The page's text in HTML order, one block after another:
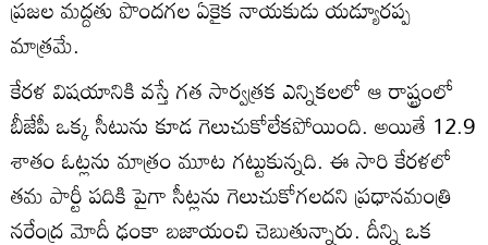
ప్రజల మద్దతు పొందగల ఏకైక నాయకుడు యడ్యూరప్ప
మాత్రమే.
కేరళ విషయానికి వస్తే గత సార్వత్రక ఎన్నికలలో ఆ రాష్ట్రంలో
బీజేపీ ఒక్క సీటును కూడ గెలుచుకోలేకపోయింది. అయితే 12.9
శాతం ఓట్లను మాత్రం మూట గట్టుకున్నది. ఈ సారి కేరళలో
తమ పార్టీ పదికి పైగా సీట్లను గెలుచుకోగలదని ప్రధానమంత్రి
నరేంద్ర మోదీ ఢంకా బజాయంచి చెబుతున్నారు. దీన్ని ఒక